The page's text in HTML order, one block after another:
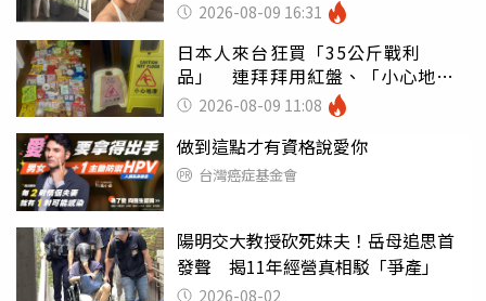
2026-08-09 16:31
日本人來台狂買「35公斤戰利
品」 連拜拜用紅盤、「小心地
滑」告示牌也帶回家
2026-08-09 11:08
做到這點才有資格說愛你
台灣癌症基金會
陽明交大教授砍死妹夫！岳母追思首
發聲 揭11年經營真相駁「爭產」
2026-08-02